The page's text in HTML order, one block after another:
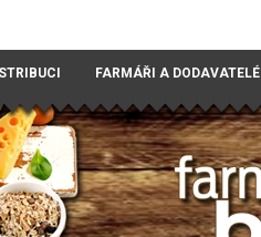
FARMÁŘI A DODAVATELÉ